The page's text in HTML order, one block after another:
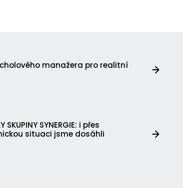
manažera pro realitní
SKUPINY SYNERGIE: i přes
situaci jsme dosáhli